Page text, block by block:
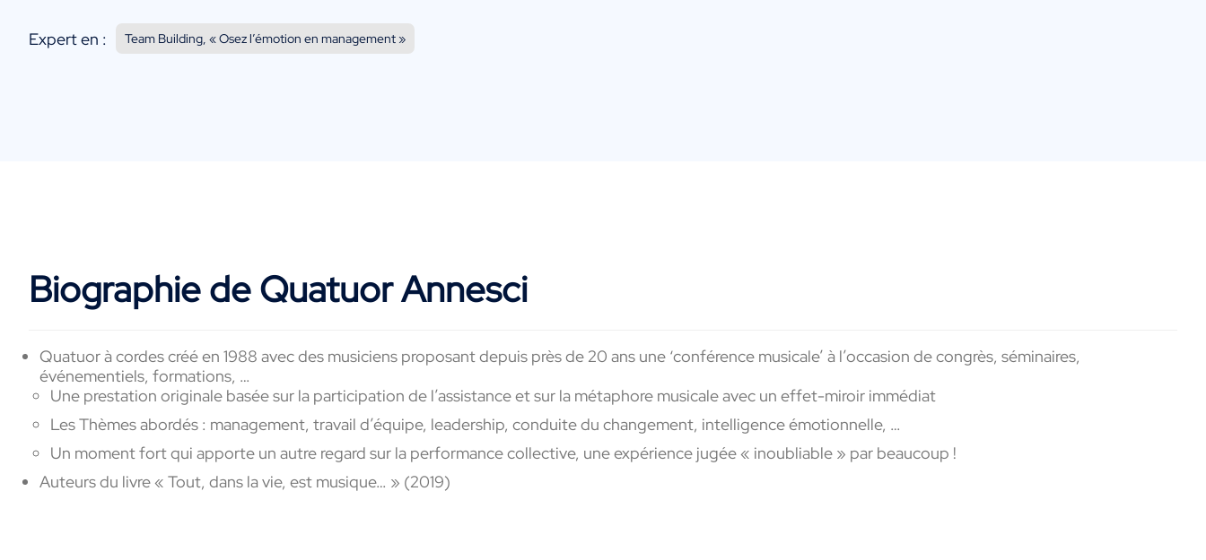
Expert en : Team Building, « Osez l’émotion en management »
Biographie de Quatuor Annesci
Quatuor à cordes créé en 1988 avec des musiciens proposant depuis près de 20 ans une ‘conférence musicale’ à l’occasion de congrès, séminaires,
événementiels, formations, …
Une prestation originale basée sur la participation de l’assistance et sur la métaphore musicale avec un effet-miroir immédiat
Les Thèmes abordés : management, travail d’équipe, leadership, conduite du changement, intelligence émotionnelle, …
Un moment fort qui apporte un autre regard sur la performance collective, une expérience jugée « inoubliable » par beaucoup !
Auteurs du livre « Tout, dans la vie, est musique… » (2019)